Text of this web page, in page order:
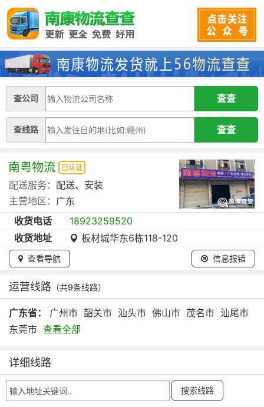
查公司
查线路
南粤物流 已认证
配送服务： 配送、安装
主营地区： 广东
收货电话
18923259520
收货地址
板材城华东6栋118-120
查看导航 信息报错
运营线路 （共9条线路）
广东省： 广州市 韶关市 汕头市 佛山市 茂名市 汕尾市
东莞市 查看全部
详细线路